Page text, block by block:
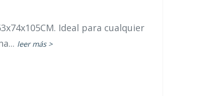
Ideal para cualquier
leer más >